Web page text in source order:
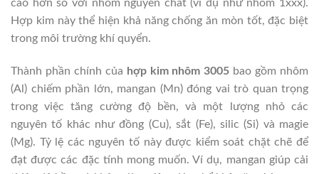
cao hơn so với nhôm nguyên chất (ví dụ như nhôm 1xxx).
Hợp kim này thể hiện khả năng chống ăn mòn tốt, đặc biệt
trong môi trường khí quyển.
Thành phần chính của hợp kim nhôm 3005 bao gồm nhôm
(Al) chiếm phần lớn, mangan (Mn) đóng vai trò quan trọng
trong việc tăng cường độ bền, và một lượng nhỏ các
nguyên tố khác như đồng (Cu), sắt (Fe), silic (Si) và magie
(Mg). Tỷ lệ các nguyên tố này được kiểm soát chặt chẽ để
đạt được các đặc tính mong muốn. Ví dụ, mangan giúp cải